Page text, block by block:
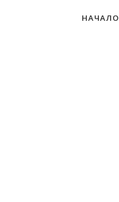
НАЧАЛО